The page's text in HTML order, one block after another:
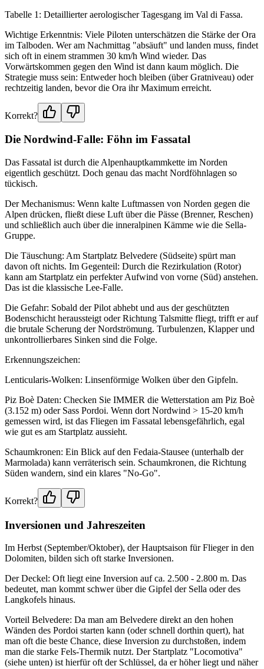
Tabelle 1: Detaillierter aerologischer Tagesgang im Val di Fassa.
Wichtige Erkenntnis: Viele Piloten unterschätzen die Stärke der Ora
im Talboden. Wer am Nachmittag "absäuft" und landen muss, findet
sich oft in einem strammen 30 km/h Wind wieder. Das
Vorwärtskommen gegen den Wind ist dann kaum möglich. Die
Strategie muss sein: Entweder hoch bleiben (über Gratniveau) oder
rechtzeitig landen, bevor die Ora ihr Maximum erreicht.
Korrekt?
Die Nordwind-Falle: Föhn im Fassatal
Das Fassatal ist durch die Alpenhauptkammkette im Norden
eigentlich geschützt. Doch genau das macht Nordföhnlagen so
tückisch.
Der Mechanismus: Wenn kalte Luftmassen von Norden gegen die
Alpen drücken, fließt diese Luft über die Pässe (Brenner, Reschen)
und schließlich auch über die inneralpinen Kämme wie die Sella-
Gruppe.
Die Täuschung: Am Startplatz Belvedere (Südseite) spürt man
davon oft nichts. Im Gegenteil: Durch die Rezirkulation (Rotor)
kann am Startplatz ein perfekter Aufwind von vorne (Süd) anstehen.
Das ist die klassische Lee-Falle.
Die Gefahr: Sobald der Pilot abhebt und aus der geschützten
Bodenschicht heraussteigt oder Richtung Talsmitte fliegt, trifft er auf
die brutale Scherung der Nordströmung. Turbulenzen, Klapper und
unkontrollierbares Sinken sind die Folge.
Erkennungszeichen:
Lenticularis-Wolken: Linsenförmige Wolken über den Gipfeln.
Piz Boè Daten: Checken Sie IMMER die Wetterstation am Piz Boè
(3.152 m) oder Sass Pordoi. Wenn dort Nordwind > 15-20 km/h
gemessen wird, ist das Fliegen im Fassatal lebensgefährlich, egal
wie gut es am Startplatz aussieht.
Schaumkronen: Ein Blick auf den Fedaia-Stausee (unterhalb der
Marmolada) kann verräterisch sein. Schaumkronen, die Richtung
Süden wandern, sind ein klares "No-Go".
Korrekt?
Inversionen und Jahreszeiten
Im Herbst (September/Oktober), der Hauptsaison für Flieger in den
Dolomiten, bilden sich oft starke Inversionen.
Der Deckel: Oft liegt eine Inversion auf ca. 2.500 - 2.800 m. Das
bedeutet, man kommt schwer über die Gipfel der Sella oder des
Langkofels hinaus.
Vorteil Belvedere: Da man am Belvedere direkt an den hohen
Wänden des Pordoi starten kann (oder schnell dorthin quert), hat
man oft die beste Chance, diese Inversion zu durchstoßen, indem
man die starke Fels-Thermik nutzt. Der Startplatz "Locomotiva"
(siehe unten) ist hierfür oft der Schlüssel, da er höher liegt und näher